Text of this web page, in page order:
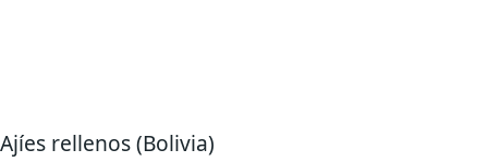
Ajíes rellenos (Bolivia)